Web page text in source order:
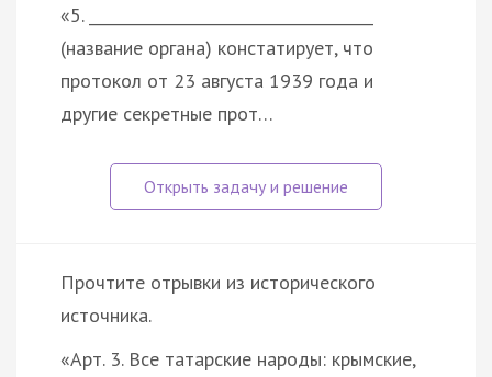
«5. _____________________________________
(название органа) констатирует, что
протокол от 23 августа 1939 года и
другие секретные прот…
Прочтите отрывки из исторического
источника.
«Арт. 3. Все татарские народы: крымские,